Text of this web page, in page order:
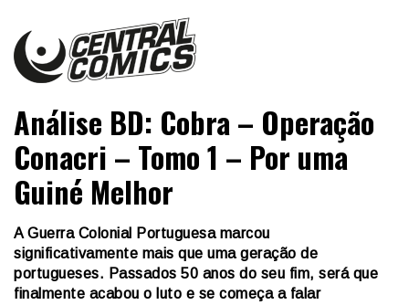
Central Comics
Análise BD: Cobra – Operação
Conacri – Tomo 1 – Por uma
Guiné Melhor
A Guerra Colonial Portuguesa marcou
significativamente mais que uma geração de
portugueses. Passados 50 anos do seu fim, será que
finalmente acabou o luto e se começa a falar